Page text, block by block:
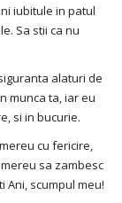
iubitule in patul
Sa stii ca nu
alaturi de
munca ta, iar eu
si in bucurie.
cu fericire,
sa zambesc
Ani, scumpul meu!